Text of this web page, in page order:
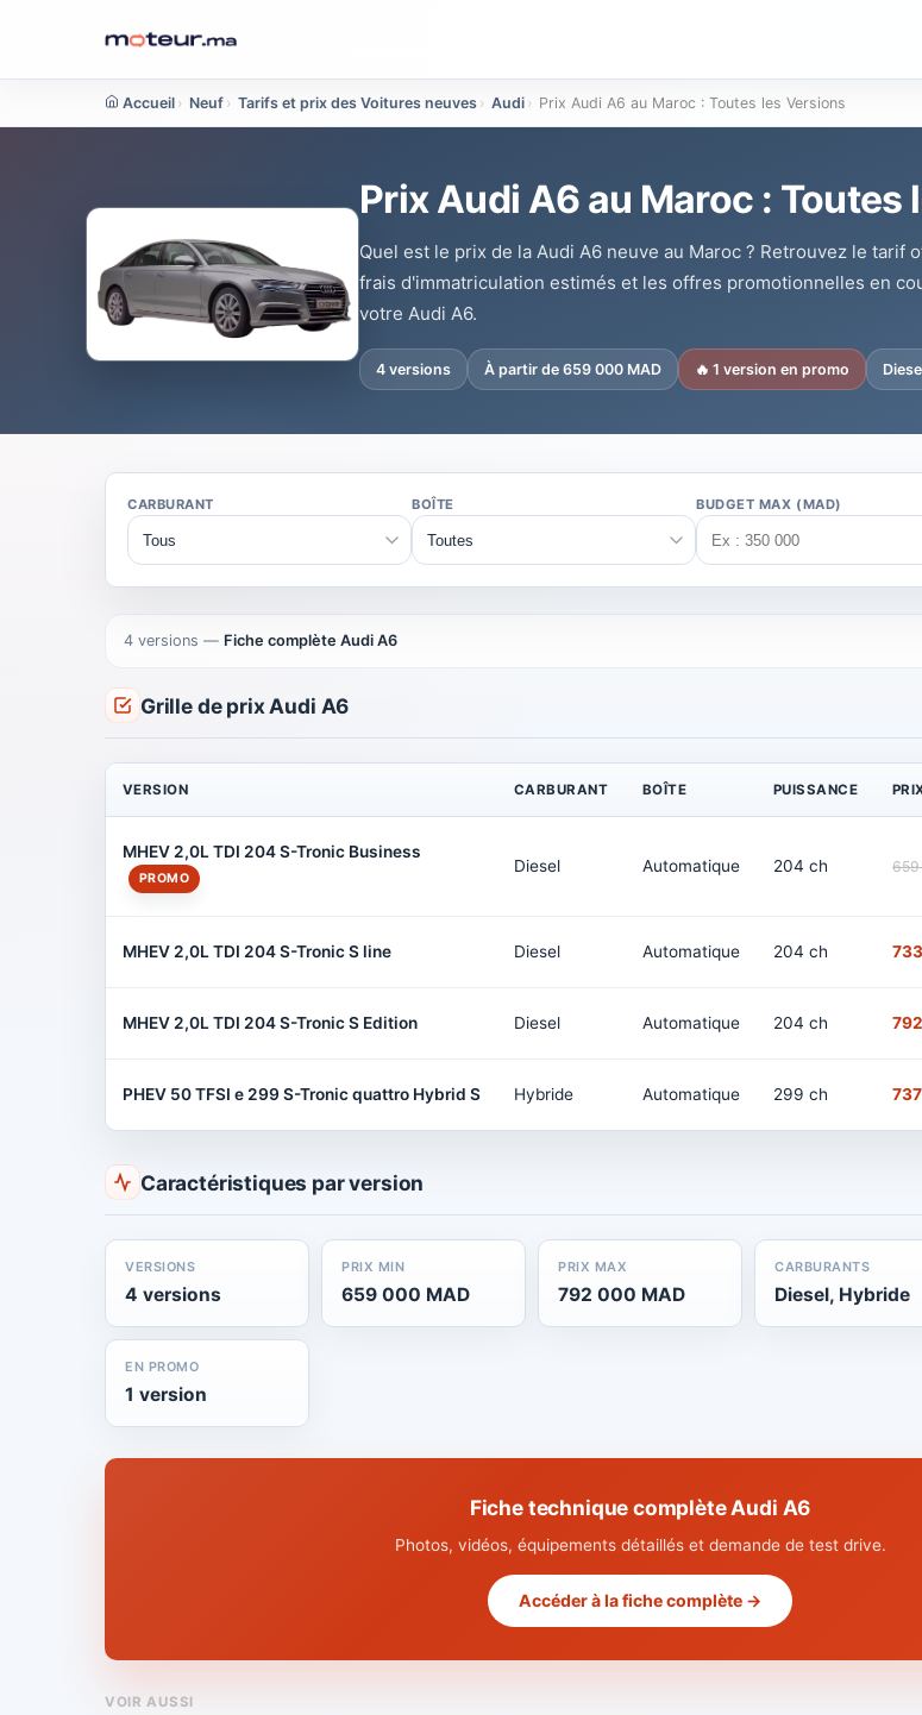
Accueil › Neuf › Tarifs et prix des Voitures neuves › Audi › Prix Audi A6 au Maroc : Toutes les Versions
Prix Audi A6 au Maroc : Toutes
Quel est le prix de la Audi A6 neuve au Maroc ? Retrouvez le tarif
frais d'immatriculation estimés et les offres promotionnelles en
votre Audi A6.
4 versions À partir de 659 000 MAD 🔥 1 version en promo
CARBURANT BOÎTE BUDGET MAX (MAD)
4 versions — Fiche complète Audi A6
Grille de prix Audi A6
VERSION CARBURANT BOÎTE PUISSANCE
MHEV 2,0L TDI 204 S-Tronic Business
PROMO
Diesel Automatique 204 ch 659
MHEV 2,0L TDI 204 S-Tronic S line Diesel Automatique 204 ch
MHEV 2,0L TDI 204 S-Tronic S Edition Diesel Automatique 204 ch
PHEV 50 TFSI e 299 S-Tronic quattro Hybrid S Hybride Automatique 299 ch
Caractéristiques par version
VERSIONS
4 versions
PRIX MIN
659 000 MAD
PRIX MAX
792 000 MAD
CARBURANTS
Diesel, Hybride
EN PROMO
1 version
Fiche technique complète Audi A6
Photos, vidéos, équipements détaillés et demande de test drive.
Accéder à la fiche complète →
VOIR AUSSI